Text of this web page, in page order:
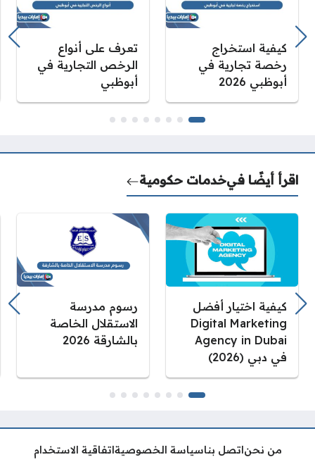
كيفية استخراج
رخصة تجارية في
أبوظبي 2026
تعرف على أنواع
الرخص التجارية في
أبوظبي
اقرأ أيضًا فيخدمات حكومية
كيفية اختيار أفضل
Digital Marketing
Agency in Dubai
في دبي (2026)
رسوم مدرسة
الاستقلال الخاصة
بالشارقة 2026
من نحن اتصل بناسياسة الخصوصية اتفاقية الاستخدام